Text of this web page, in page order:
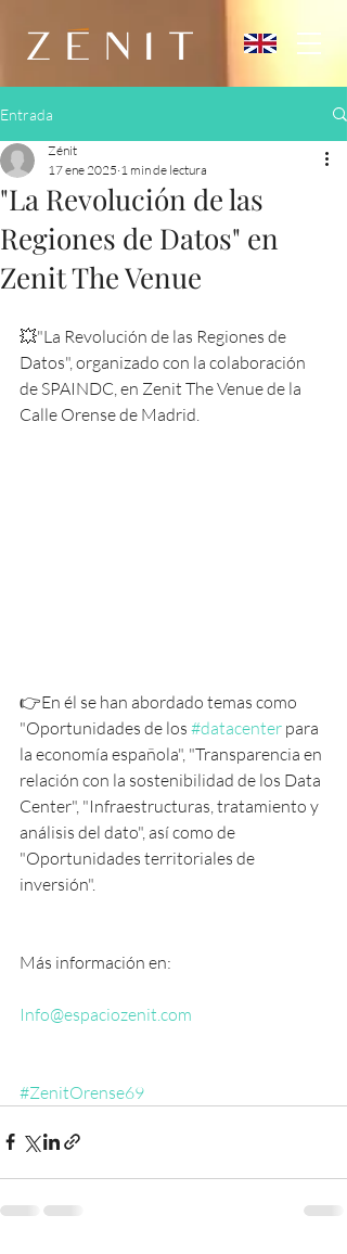
Entrada
"La Revolución de las
Regiones de Datos" en
Zenit The Venue
Zénit
17 ene 2025 1 min de lectura
💥"La Revolución de las Regiones de
Datos", organizado con la colaboración
de SPAINDC, en Zenit The Venue de la
Calle Orense de Madrid.
👉En él se han abordado temas como
"Oportunidades de los #datacenter para
la economía española", "Transparencia en
relación con la sostenibilidad de los Data
Center", "Infraestructuras, tratamiento y
análisis del dato", así como de
"Oportunidades territoriales de
inversión".
Más información en:
Info@espaciozenit.com
#ZenitOrense69